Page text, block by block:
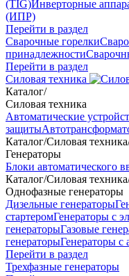
(TIG)Инверторные
(ИПР)
Перейти в раздел
Сварочные горелки
принадлежности
Перейти в раздел
Силовая техника
Каталог/
Силовая техника
Автоматические
защиты
Каталог/Силовая техника
Генераторы
Блоки автоматического
Каталог/Силовая техника
Однофазные генераторы
Дизельные генераторы
стартеромГенераторы с
генераторыГазовые
генераторыГенераторы с
Перейти в раздел
Трехфазные генераторы